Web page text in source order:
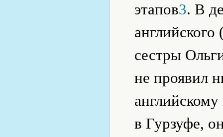
этапов3. В
сестры
не проявил
в Гурзуфе,